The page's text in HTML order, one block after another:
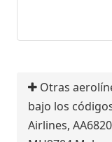
Otras
bajo los
Airlines, AA6820